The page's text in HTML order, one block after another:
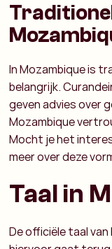
In Mozambique is
belangrijk.
geven advies over
Mozambique
Mocht je het
meer over deze
Taal in
De officiële taal